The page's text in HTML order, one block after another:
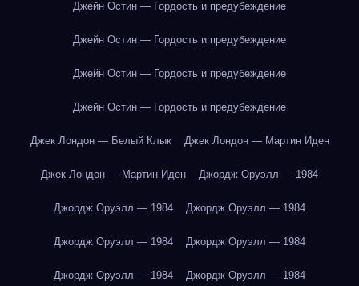
Джейн Остин — Гордость и предубеждение
Джейн Остин — Гордость и предубеждение
Джейн Остин — Гордость и предубеждение
Джейн Остин — Гордость и предубеждение
Джек Лондон — Белый Клык Джек Лондон — Мартин Иден
Джек Лондон — Мартин Иден Джордж Оруэлл — 1984
Джордж Оруэлл — 1984 Джордж Оруэлл — 1984
Джордж Оруэлл — 1984 Джордж Оруэлл — 1984
Джордж Оруэлл — 1984 Джордж Оруэлл — 1984